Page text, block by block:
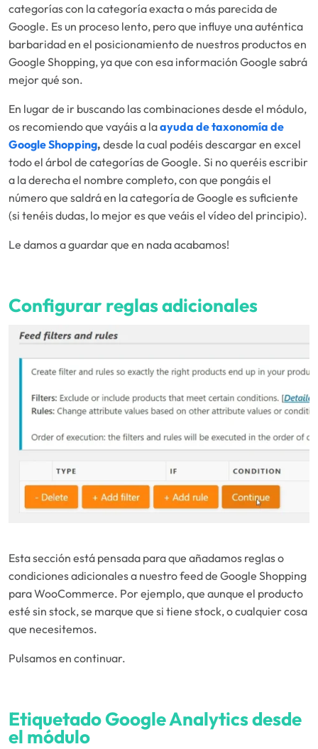
categorías con la categoría exacta o más parecida de
Google. Es un proceso lento, pero que influye una auténtica
barbaridad en el posicionamiento de nuestros productos en
Google Shopping, ya que con esa información Google sabrá
mejor qué son.
En lugar de ir buscando las combinaciones desde el módulo,
os recomiendo que vayáis a laayuda de taxonomía de
Google Shopping, desde la cual podéis descargar en excel
todo el árbol de categorías de Google. Si no queréis escribir
a la derecha el nombre completo, con que pongáis el
número que saldrá en la categoría de Google es suficiente
(si tenéis dudas, lo mejor es que veáis el vídeo del principio).
Le damos a guardar que en nada acabamos!
Configurar reglas adicionales
Esta sección está pensada para que añadamos reglas o
condiciones adicionales a nuestro feed de Google Shopping
para WooCommerce. Por ejemplo, que aunque el producto
esté sin stock, se marque que si tiene stock, o cualquier cosa
que necesitemos.
Pulsamos en continuar.
Etiquetado Google Analytics desde
el módulo